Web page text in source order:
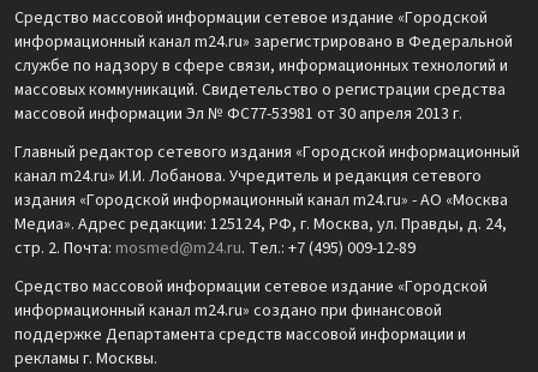
Средство массовой информации сетевое издание «Городской
информационный канал m24.ru» зарегистрировано в Федеральной
службе по надзору в сфере связи, информационных технологий и
массовых коммуникаций. Свидетельство о регистрации средства
массовой информации Эл № ФС77-53981 от 30 апреля 2013 г.
Главный редактор сетевого издания «Городской информационный
канал m24.ru» И.И. Лобанова. Учредитель и редакция сетевого
издания «Городской информационный канал m24.ru» - АО «Москва
Медиа». Адрес редакции: 125124, РФ, г. Москва, ул. Правды, д. 24,
стр. 2. Почта: mosmed@m24.ru. Тел.: +7 (495) 009-12-89
Средство массовой информации сетевое издание «Городской
информационный канал m24.ru» создано при финансовой
поддержке Департамента средств массовой информации и
рекламы г. Москвы.